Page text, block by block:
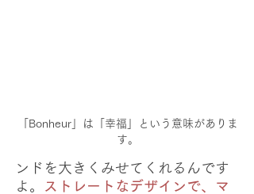
「Bonheur」は「幸福」という意味がありま
す。
ンドを大きくみせてくれるんです
よ。
ストレートなデザインで、マ